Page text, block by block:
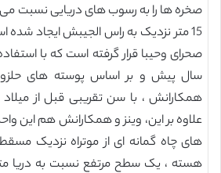
سال پیش و بر اساس پوسته های
همکارانش ، با سن تقریبی قبل از
های چاه گمانه ای از موتراه نزدیک
هسته ، یک سطح مرتفع نسبت به دریا